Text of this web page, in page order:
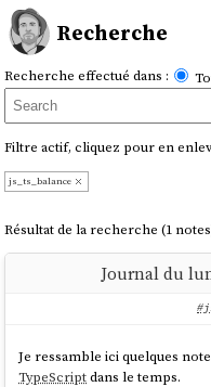
Recherche
Recherche effectué dans :
Filtre actif, cliquez pour en
js_ts_balance
Résultat de la recherche (1
Journal du
Je ressamble ici quelques
TypeScriptdans le temps.